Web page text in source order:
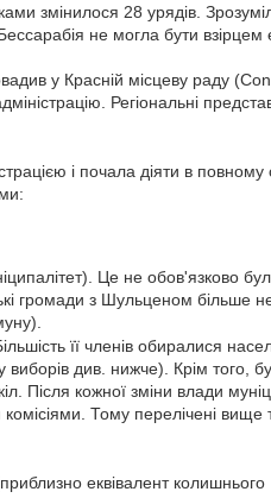
змінилося 28 урядів.
не могла бути взірцем
у Красній місцеву раду
Регіональні
і почала діяти в повному
Це не обов'язково
громади з Шульценом більше
її членів обиралися
див. нижче). Крім того,
Після кожної зміни влади
Тому перелічені вище
еквівалент колишнього